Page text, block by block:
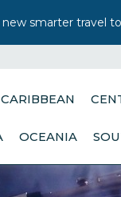
smarter travel
CARIBBEAN
OCEANIA